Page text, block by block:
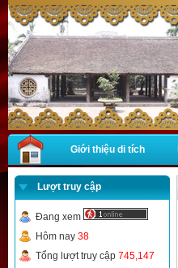
Giới thiệu di tích
Lượt truy cập
Đang xem
Hôm nay 38
Tổng lượt truy cập 745,147